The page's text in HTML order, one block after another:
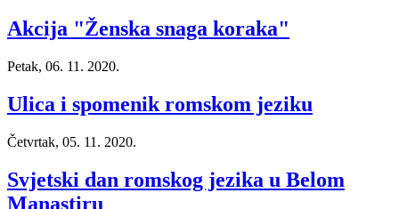
Akcija "Ženska snaga koraka"
Petak, 06. 11. 2020.
Ulica i spomenik romskom jeziku
Četvrtak, 05. 11. 2020.
Svjetski dan romskog jezika u Belom
Manastiru